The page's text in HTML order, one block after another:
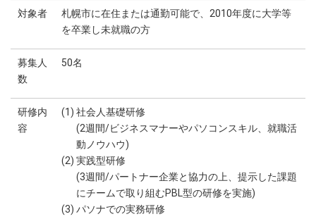
対象者
札幌市に在住または通勤可能で、2010年度に大学等
を卒業し未就職の方
募集人
数
50名
研修内
容
(1) 社会人基礎研修
(2週間/ビジネスマナーやパソコンスキル、就職活
動ノウハウ)
(2) 実践型研修
(3週間/パートナー企業と協力の上、提示した課題
にチームで取り組むPBL型の研修を実施)
(3) パソナでの実務研修